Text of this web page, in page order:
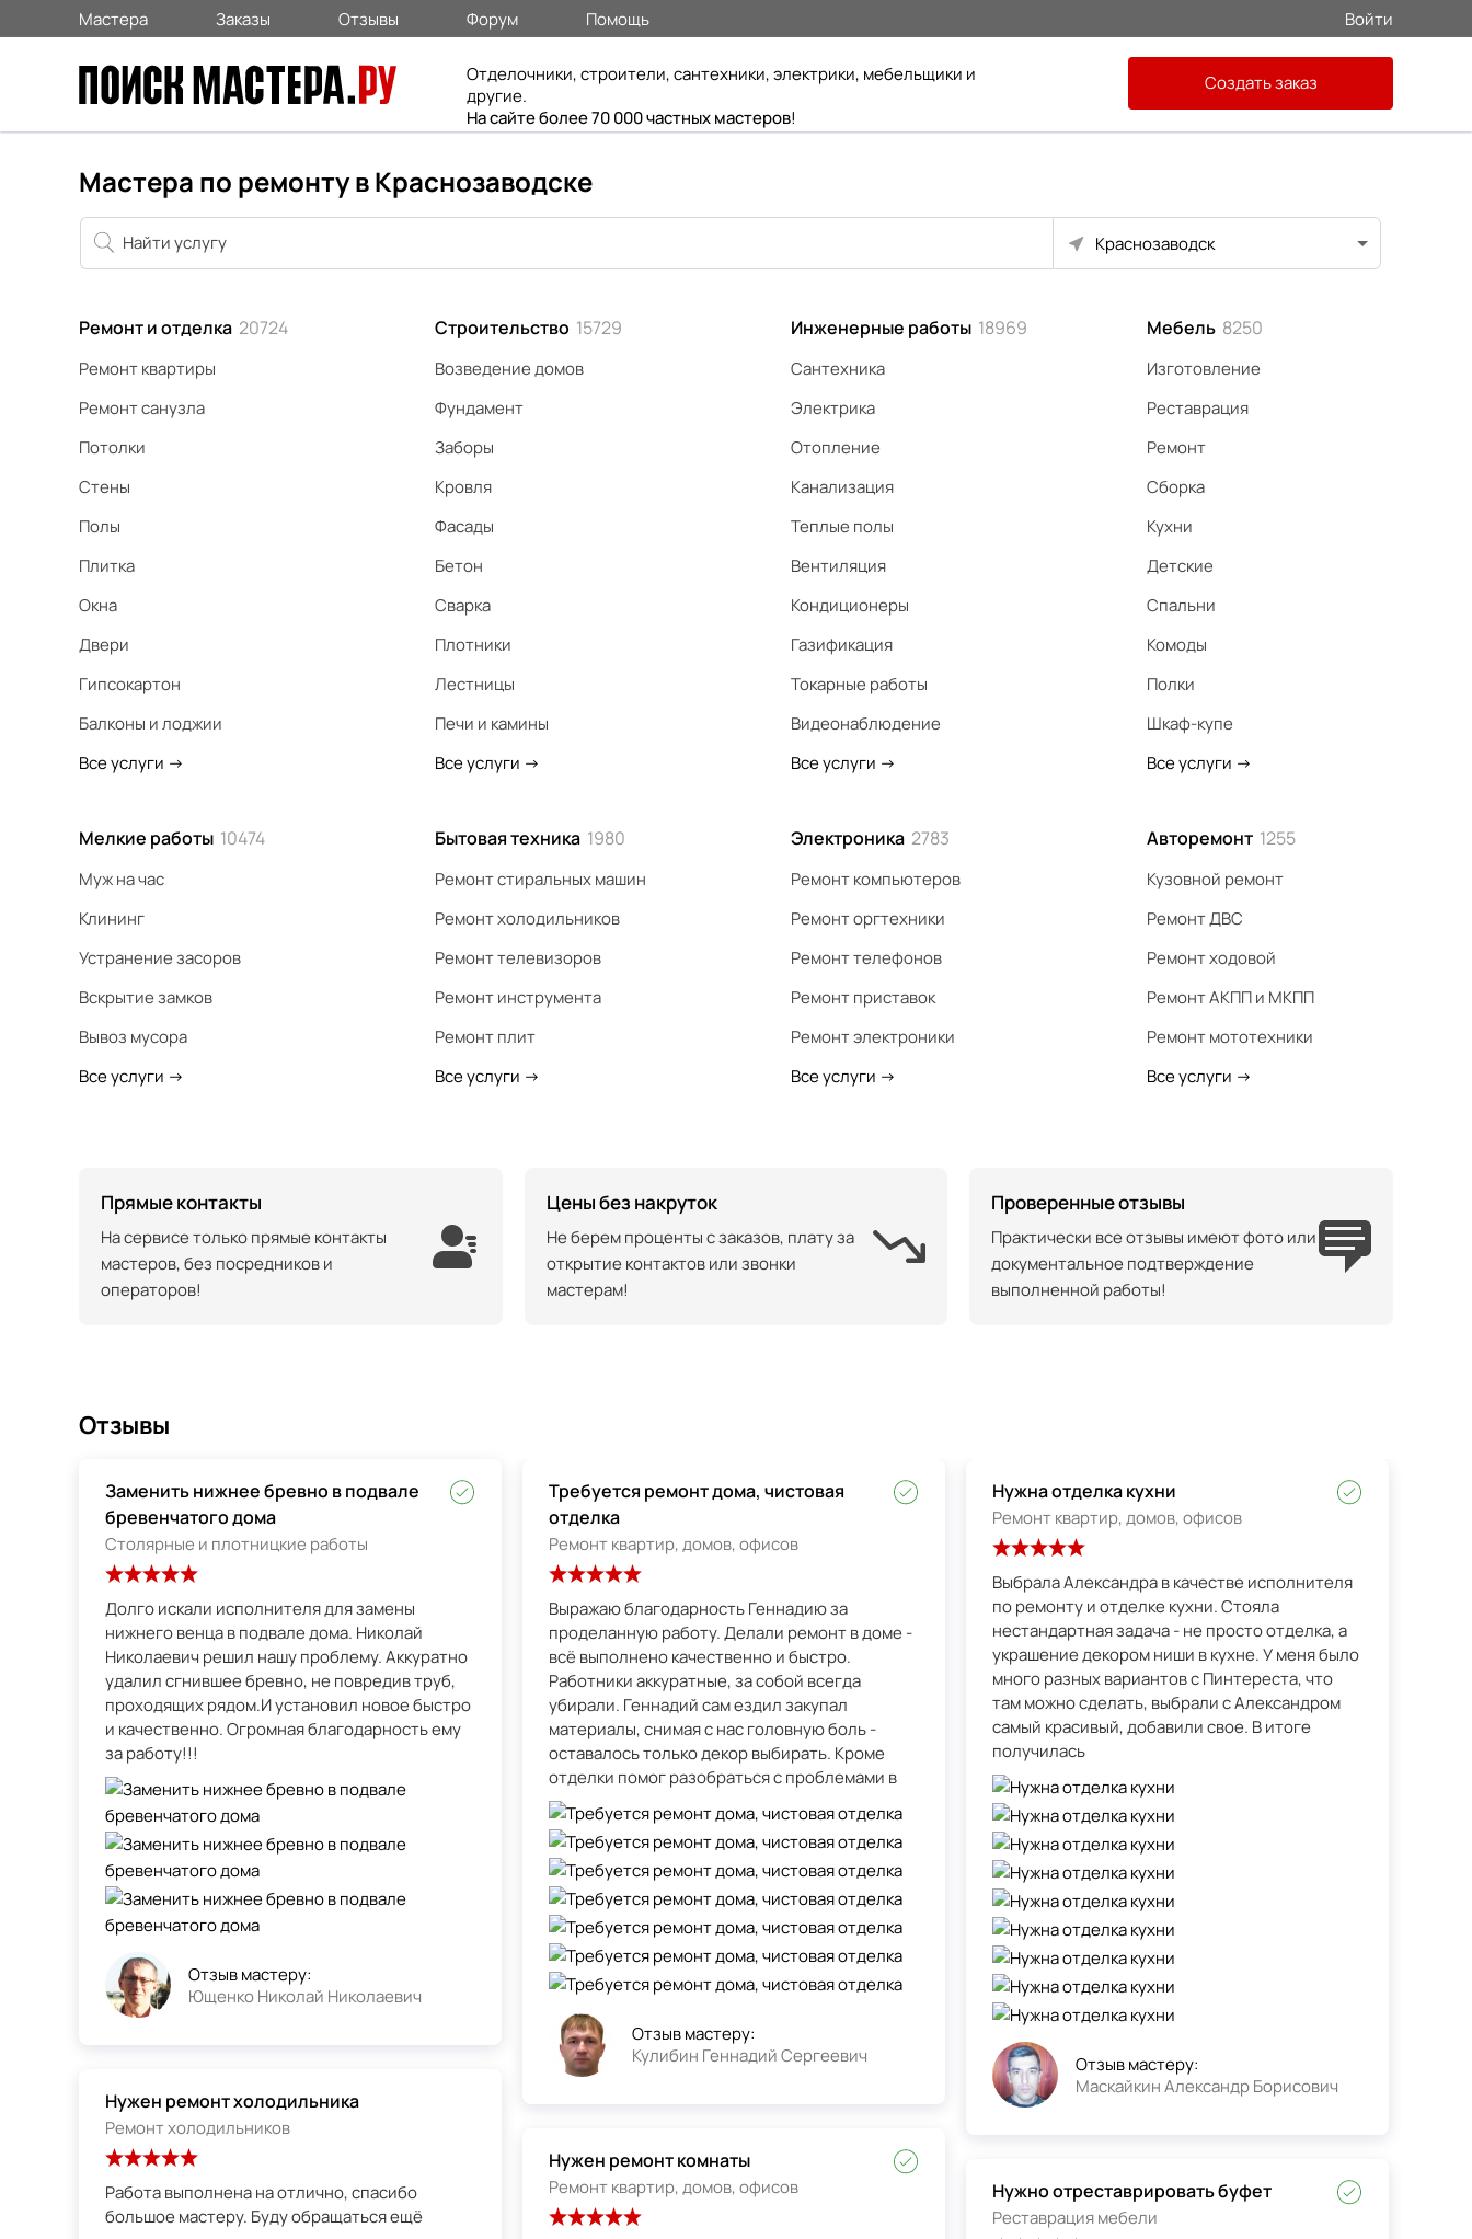
Мастера Заказы Отзывы Форум Помощь Войти
Отделочники, строители, сантехники, электрики, мебельщики и
другие.
На сайте более 70 000 частных мастеров!
Создать заказ
Мастера по ремонту в Краснозаводске
Краснозаводск
Ремонт и отделка 20724
Ремонт квартиры
Ремонт санузла
Потолки
Стены
Полы
Плитка
Окна
Двери
Гипсокартон
Балконы и лоджии
Все услуги ->
Строительство 15729
Возведение домов
Фундамент
Заборы
Кровля
Фасады
Бетон
Сварка
Плотники
Лестницы
Печи и камины
Все услуги ->
Инженерные работы 18969
Сантехника
Электрика
Отопление
Канализация
Теплые полы
Вентиляция
Кондиционеры
Газификация
Токарные работы
Видеонаблюдение
Все услуги ->
Мебель 8250
Изготовление
Реставрация
Ремонт
Сборка
Кухни
Детские
Спальни
Комоды
Полки
Шкаф-купе
Все услуги ->
Мелкие работы 10474
Муж на час
Клининг
Устранение засоров
Вскрытие замков
Вывоз мусора
Все услуги ->
Бытовая техника 1980
Ремонт стиральных машин
Ремонт холодильников
Ремонт телевизоров
Ремонт инструмента
Ремонт плит
Все услуги ->
Электроника 2783
Ремонт компьютеров
Ремонт оргтехники
Ремонт телефонов
Ремонт приставок
Ремонт электроники
Все услуги ->
Авторемонт 1255
Кузовной ремонт
Ремонт ДВС
Ремонт ходовой
Ремонт АКПП и МКПП
Ремонт мототехники
Все услуги ->
Прямые контакты
На сервисе только прямые контакты
мастеров, без посредников и
операторов!
Цены без накруток
Не берем проценты с заказов, плату за
открытие контактов или звонки
мастерам!
Проверенные отзывы
Практически все отзывы имеют фото или
документальное подтверждение
выполненной работы!
Отзывы
Заменить нижнее бревно в подвале
бревенчатого дома
Столярные и плотницкие работы
Долго искали исполнителя для замены
нижнего венца в подвале дома. Николай
Николаевич решил нашу проблему. Аккуратно
удалил сгнившее бревно, не повредив труб,
проходящих рядом.И установил новое быстро
и качественно. Огромная благодарность ему
за работу!!!
Отзыв мастеру:
Ющенко Николай Николаевич
Нужен ремонт холодильника
Ремонт холодильников
Работа выполнена на отлично, спасибо
большое мастеру. Буду обращаться ещё
Требуется ремонт дома, чистовая
отделка
Ремонт квартир, домов, офисов
Выражаю благодарность Геннадию за
проделанную работу. Делали ремонт в доме -
всё выполнено качественно и быстро.
Работники аккуратные, за собой всегда
убирали. Геннадий сам ездил закупал
материалы, снимая с нас головную боль -
оставалось только декор выбирать. Кроме
отделки помог разобраться с проблемами в
Отзыв мастеру:
Кулибин Геннадий Сергеевич
Нужен ремонт комнаты
Ремонт квартир, домов, офисов
Нужна отделка кухни
Ремонт квартир, домов, офисов
Выбрала Александра в качестве исполнителя
по ремонту и отделке кухни. Стояла
нестандартная задача - не просто отделка, а
украшение декором ниши в кухне. У меня было
много разных вариантов с Пинтереста, что
там можно сделать, выбрали с Александром
самый красивый, добавили свое. В итоге
получилась
Отзыв мастеру:
Маскайкин Александр Борисович
Нужно отреставрировать буфет
Реставрация мебели